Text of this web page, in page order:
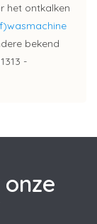
het ontkalken
bekend
-